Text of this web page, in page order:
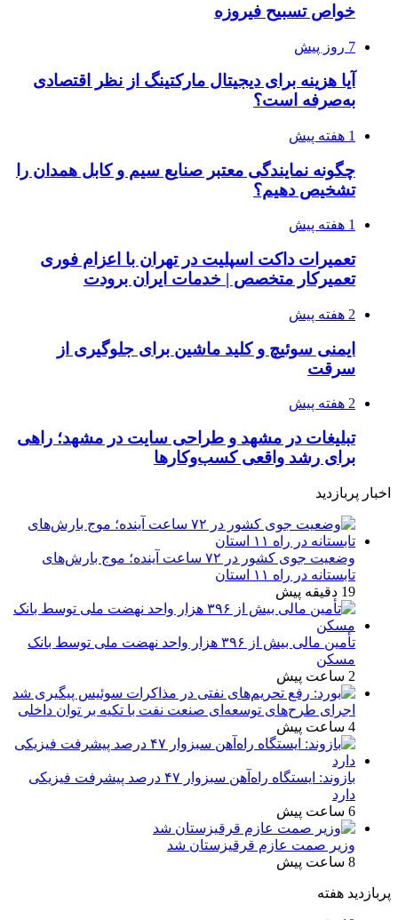
خواص تسبیح فیروزه
7 روز پیش
آیا هزینه برای دیجیتال مارکتینگ از نظر اقتصادی
به‌صرفه است؟
1 هفته پیش
چگونه نمایندگی معتبر صنایع سیم و کابل همدان را
تشخیص دهیم؟
1 هفته پیش
تعمیرات داکت اسپلیت در تهران با اعزام فوری
تعمیرکار متخصص | خدمات ایران برودت
2 هفته پیش
ایمنی سوئیچ و کلید ماشین برای جلوگیری از
سرقت
2 هفته پیش
تبلیغات در مشهد و طراحی سایت در مشهد؛ راهی
برای رشد واقعی کسب‌وکارها
اخبار پربازدید
وضعیت جوی کشور در ۷۲ ساعت آینده؛ موج بارش‌های
تابستانه در راه ۱۱ استان
19 دقیقه پیش
تأمین مالی بیش از ۳۹۶ هزار واحد نهضت ملی توسط بانک
مسکن
2 ساعت پیش
اجرای طرح‌های توسعه‌ای صنعت نفت با تکیه بر توان داخلی
4 ساعت پیش
بازوند: ایستگاه راه‌آهن سبزوار ۴۷ درصد پیشرفت فیزیکی
دارد
6 ساعت پیش
وزیر صمت عازم قرقیزستان شد
8 ساعت پیش
پربازدید هفته